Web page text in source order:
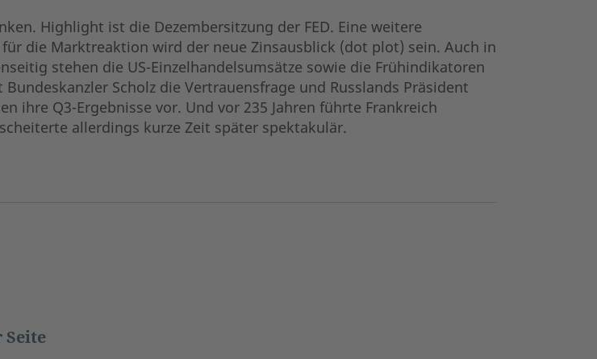
Highlight ist die Dezembersitzung der FED. Eine weitere
die Marktreaktion wird der neue Zinsausblick (dot plot) sein. Auch in
stehen die US-Einzelhandelsumsätze sowie die Frühindikatoren
Scholz die Vertrauensfrage und Russlands Präsident
ihre Q3-Ergebnisse vor. Und vor 235 Jahren führte Frankreich
allerdings kurze Zeit später spektakulär.